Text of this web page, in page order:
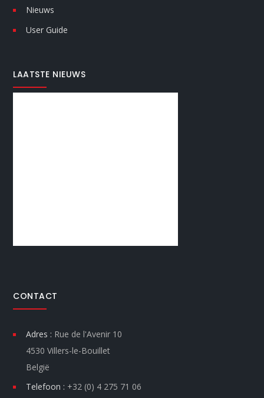
Nieuws
User Guide
LAATSTE NIEUWS
CONTACT
Adres : Rue de l'Avenir 10
4530 Villers-le-Bouillet
België
Telefoon : +32 (0) 4 275 71 06